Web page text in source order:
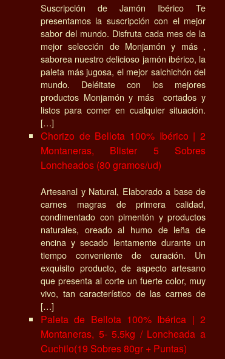
Suscripción de Jamón Ibérico Te
presentamos la suscripción con el mejor
sabor del mundo. Disfruta cada mes de la
mejor selección de Monjamón y más ,
saborea nuestro delicioso jamón ibérico, la
paleta más jugosa, el mejor salchichón del
mundo. Deléitate con los mejores
productos Monjamón y más cortados y
listos para comer en cualquier situación.
[…]
Chorizo de Bellota 100% Ibérico | 2
Montaneras, Blister 5 Sobres
Loncheados (80 gramos/ud)
Artesanal y Natural, Elaborado a base de
carnes magras de primera calidad,
condimentado con pimentón y productos
naturales, oreado al humo de leña de
encina y secado lentamente durante un
tiempo conveniente de curación. Un
exquisito producto, de aspecto artesano
que presenta al corte un fuerte color, muy
vivo, tan característico de las carnes de
[…]
Paleta de Bellota 100% Ibérica | 2
Montaneras, 5- 5.5kg / Loncheada a
Cuchilo(19 Sobres 80gr + Puntas)